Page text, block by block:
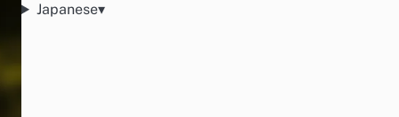
Japanese▾